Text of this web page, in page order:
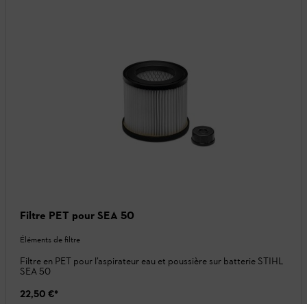
Filtre PET pour SEA 50
Éléments de filtre
Filtre en PET pour l’aspirateur eau et poussière sur batterie STIHL
SEA 50
22,50 €*